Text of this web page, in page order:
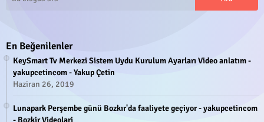
En Beğenilenler
KeySmart Tv Merkezi Sistem Uydu Kurulum Ayarları Video anlatım -
yakupcetincom - Yakup Çetin
Haziran 26, 2019
Lunapark Perşembe günü Bozkır'da faaliyete geçiyor - yakupcetincom
- Bozkir Videolari